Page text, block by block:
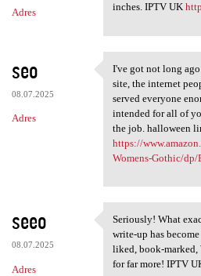
Adres
inches. IPTV UK
seo
08.07.2025
Adres
I've got not long
I've got not long
site, the internet
served everyone
intended for all of
the job. halloween
https://
Womens-Gothic/
seeo
08.07.2025
Adres
Seriously! What
Seriously! What
write-up has
liked, book-marked,
for far more! IPTV